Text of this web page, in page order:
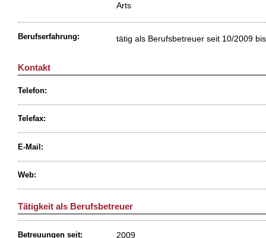
Arts
Berufserfahrung: tätig als Berufsbetreuer seit 10/2009
Kontakt
Telefon:
Telefax:
E-Mail:
Web:
Tätigkeit als Berufsbetreuer
Betreuungen seit: 2009